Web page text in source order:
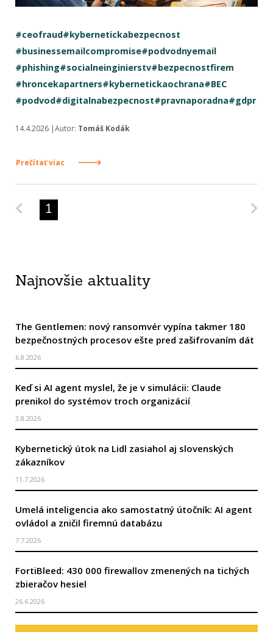
#ceofraud#kybernetickabezpecnost
#businessemailcompromise#podvodnyemail
#phishing#socialneinginierstv#bezpecnostfirem
#hroncekapartners#kybernetickaochrana#BEC
#podvod#digitalnabezpecnost#pravnaporadna#gdpr
14.4.2026 |Autor: Tomáš Kodák
Prečítať viac
Predchádzajúca strana
1
Najnovšie aktuality
The Gentlemen: nový ransomvér vypína takmer 180
bezpečnostných procesov ešte pred zašifrovaním dát
6.8.2026
Keď si AI agent myslel, že je v simulácii: Claude
prenikol do systémov troch organizácií
3.8.2026
Kybernetický útok na Lidl zasiahol aj slovenských
zákazníkov
11.7.2026
Umelá inteligencia ako samostatný útočník: AI agent
ovládol a zničil firemnú databázu
7.7.2026
FortiBleed: 430 000 firewallov zmenených na tichých
zbieračov hesiel
26.6.2026